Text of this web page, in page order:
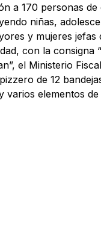
a 170 personas de
niñas,
y mujeres jefas
con la consigna
el Ministerio
de 12
varios elementos de